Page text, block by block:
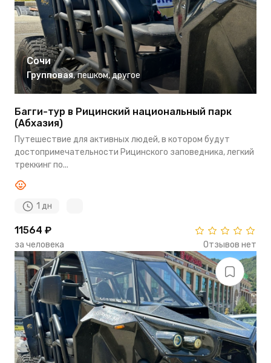
Сочи
Групповая, пешком, другое
Багги-тур в Рицинский национальный парк
(Абхазия)
Путешествие для активных людей, в котором будут
достопримечательности Рицинского заповедника, легкий
треккинг по...
1 дн
11564 ₽
за человека Отзывов нет